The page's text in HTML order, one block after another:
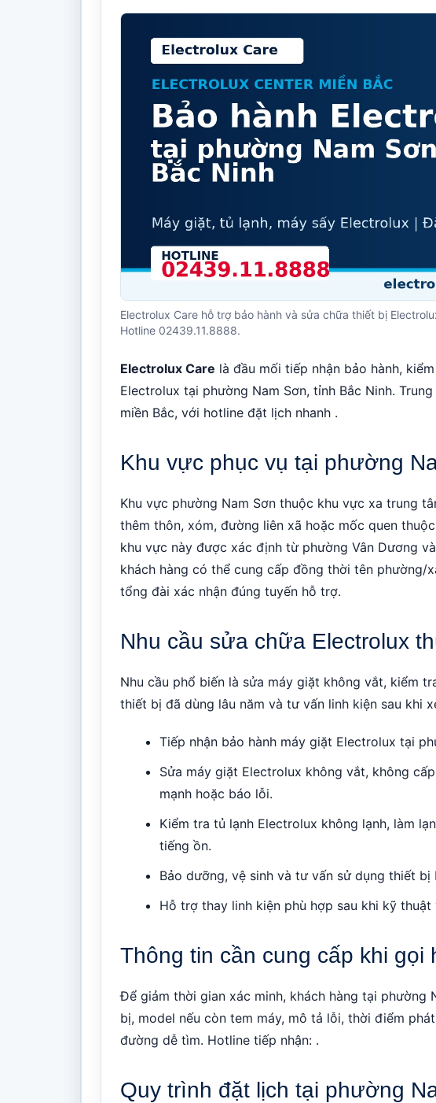
Electrolux Care hỗ trợ bảo hành và sửa chữa thiết bị
Hotline 02439.11.8888.
Electrolux Care là đầu mối tiếp nhận bảo hành,
Electrolux tại phường Nam Sơn, tỉnh Bắc Ninh.
miền Bắc, với hotline đặt lịch nhanh .
Khu vực phục vụ tại phường
Khu vực phường Nam Sơn thuộc khu vực xa trung
thêm thôn, xóm, đường liên xã hoặc mốc quen
khu vực này được xác định từ phường Vân Dương
khách hàng có thể cung cấp đồng thời tên phường/
tổng đài xác nhận đúng tuyến hỗ trợ.
Nhu cầu sửa chữa Electrolux
Nhu cầu phổ biến là sửa máy giặt không vắt, kiểm
thiết bị đã dùng lâu năm và tư vấn linh kiện sau khi
Tiếp nhận bảo hành máy giặt Electrolux tại
Sửa máy giặt Electrolux không vắt, không
mạnh hoặc báo lỗi.
Kiểm tra tủ lạnh Electrolux không lạnh, làm
tiếng ồn.
Bảo dưỡng, vệ sinh và tư vấn sử dụng thiết bị
Hỗ trợ thay linh kiện phù hợp sau khi kỹ
Thông tin cần cung cấp khi gọi
Để giảm thời gian xác minh, khách hàng tại phường
bị, model nếu còn tem máy, mô tả lỗi, thời điểm
đường dễ tìm. Hotline tiếp nhận: .
Quy trình đặt lịch tại phường